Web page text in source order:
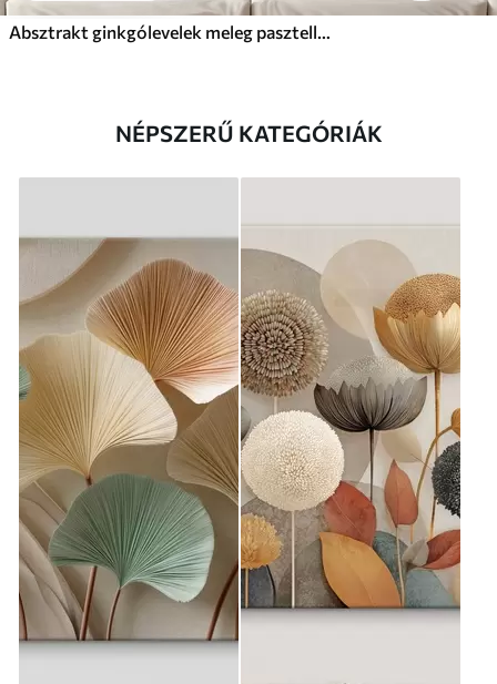
Absztrakt ginkgólevelek meleg pasztell színekben
NÉPSZERŰ KATEGÓRIÁK